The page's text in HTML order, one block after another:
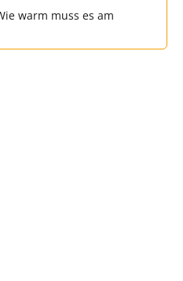
warm muss es am